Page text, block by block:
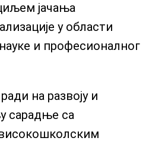
јачања
у области
и професионалног
на развоју и
сарадње са